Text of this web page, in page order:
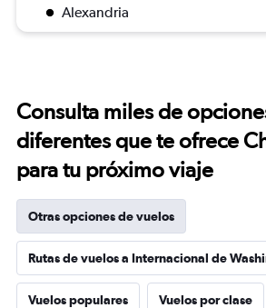
Alexandria
Consulta miles de
diferentes que te ofrece
para tu próximo viaje
Otras opciones de vuelos
Rutas de vuelos a Internacional de
Vuelos populares Vuelos por clase